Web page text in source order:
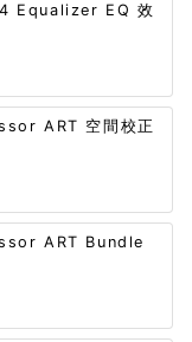
Equalizer EQ 效
ART 空間校正
ART Bundle